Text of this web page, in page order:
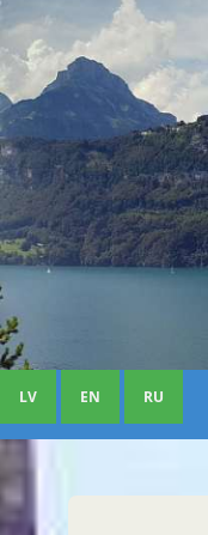
LV EN RU